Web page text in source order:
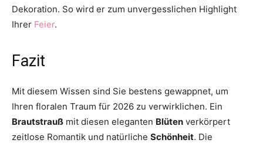
Dekoration. So wird er zum unvergesslichen Highlight
Ihrer Feier.
Fazit
Mit diesem Wissen sind Sie bestens gewappnet, um
Ihren floralen Traum für 2026 zu verwirklichen. Ein
Brautstrauß mit diesen eleganten Blüten verkörpert
zeitlose Romantik und natürliche Schönheit. Die